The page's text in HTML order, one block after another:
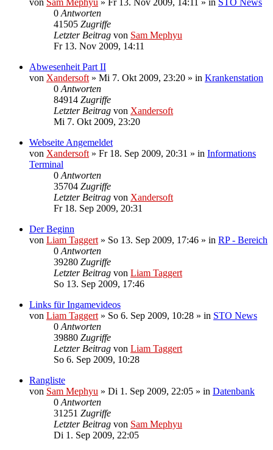
von Sam Mephyu » Fr 13. Nov 2009, 14:11 » in STO News
0 Antworten
41505 Zugriffe
Letzter Beitrag von Sam Mephyu
Fr 13. Nov 2009, 14:11
Abwesenheit Part II
von Xandersoft » Mi 7. Okt 2009, 23:20 » in Krankenstation
0 Antworten
84914 Zugriffe
Letzter Beitrag von Xandersoft
Mi 7. Okt 2009, 23:20
Webseite Angemeldet
von Xandersoft » Fr 18. Sep 2009, 20:31 » in Informations
Terminal
0 Antworten
35704 Zugriffe
Letzter Beitrag von Xandersoft
Fr 18. Sep 2009, 20:31
Der Beginn
von Liam Taggert » So 13. Sep 2009, 17:46 » in RP - Bereich
0 Antworten
39280 Zugriffe
Letzter Beitrag von Liam Taggert
So 13. Sep 2009, 17:46
Links für Ingamevideos
von Liam Taggert » So 6. Sep 2009, 10:28 » in STO News
0 Antworten
39880 Zugriffe
Letzter Beitrag von Liam Taggert
So 6. Sep 2009, 10:28
Rangliste
von Sam Mephyu » Di 1. Sep 2009, 22:05 » in Datenbank
0 Antworten
31251 Zugriffe
Letzter Beitrag von Sam Mephyu
Di 1. Sep 2009, 22:05